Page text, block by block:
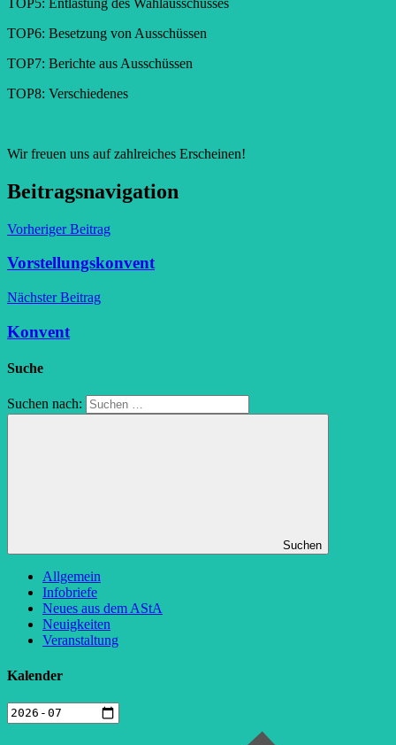
TOP6: Besetzung von Ausschüssen
TOP7: Berichte aus Ausschüssen
TOP8: Verschiedenes
Wir freuen uns auf zahlreiches Erscheinen!
Beitragsnavigation
Vorheriger Beitrag
Vorstellungskonvent
Nächster Beitrag
Konvent
Suche
Suchen nach:
Suchen
Allgemein
Infobriefe
Neues aus dem AStA
Neuigkeiten
Veranstaltung
Kalender